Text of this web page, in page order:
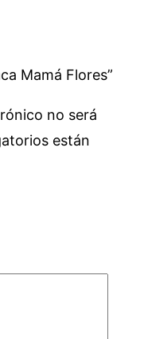
Mamá Flores”
no será
están